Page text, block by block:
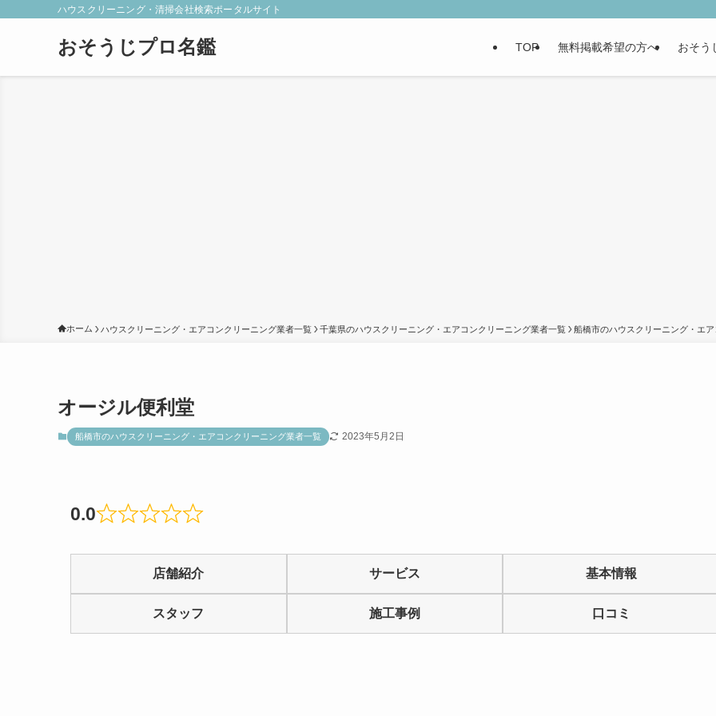
ハウスクリーニング・清掃会社検索ポータルサイト
おそうじプロ名鑑 TOP 無料掲載希望の方へ おそう
ホーム ハウスクリーニング・エアコンクリーニング業者一覧 千葉県のハウスクリーニング・エアコンクリーニング業者一覧 船橋市のハウスクリーニング・エ
オージル便利堂
船橋市のハウスクリーニング・エアコンクリーニング業者一覧 2023年5月2日
0.0
Rated
0.0
out
5
店舗紹介 サービス 基本情報
スタッフ 施工事例 口コミ